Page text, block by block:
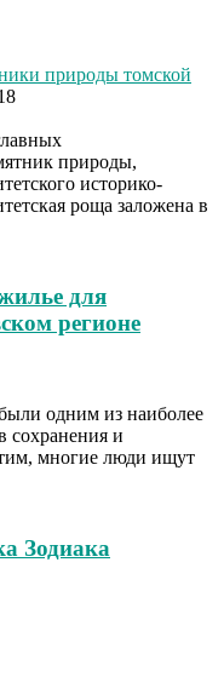
природы томской
природы,
историко-
роща заложена в
для
регионе
одним из наиболее
сохранения и
многие люди ищут
Зодиака